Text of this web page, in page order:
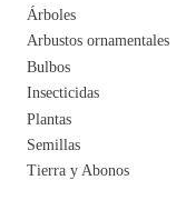
Árboles
Arbustos ornamentales
Bulbos
Insecticidas
Plantas
Semillas
Tierra y Abonos